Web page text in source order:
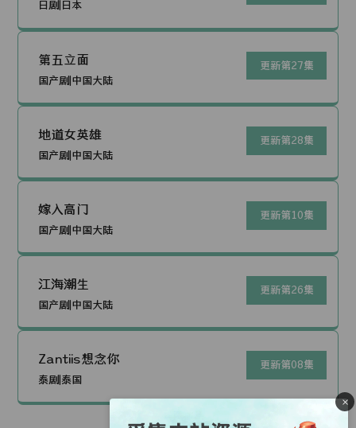
日剧|日本
第五立面
国产剧|中国大陆
更新第27集
地道女英雄
国产剧|中国大陆
更新第28集
嫁入高门
国产剧|中国大陆
更新第10集
江海潮生
国产剧|中国大陆
更新第26集
Zantiis想念你
泰剧|泰国
更新第08集
×